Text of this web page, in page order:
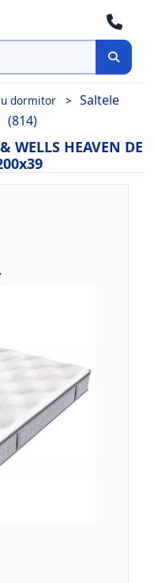
dormitor
Saltele
(814)
WELLS HEAVEN DE